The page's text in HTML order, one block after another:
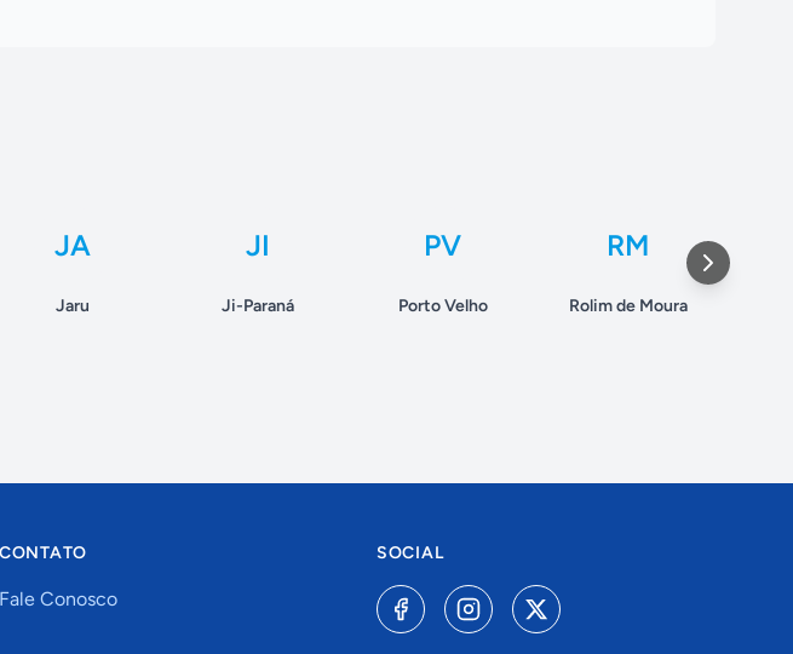
JA
Jaru
JI
Ji-Paraná
PV
Porto Velho
RM
Rolim de Moura
CONTATO
Fale Conosco
SOCIAL